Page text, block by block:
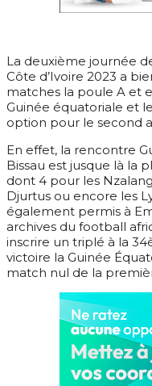
La deuxième journée
Côte d’Ivoire 2023 a
matches la poule A et
Guinée équatoriale et
option pour le second
En effet, la rencontre
Bissau est jusque là la
dont 4 pour les
Djurtus ou encore les
également permis à
archives du football
inscrire un triplé à la
victoire la Guinée
match nul de la